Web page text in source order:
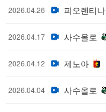
2026.04.26 피오렌티나
2026.04.17 사수올로
2026.04.12 제노아
2026.04.04 사수올로